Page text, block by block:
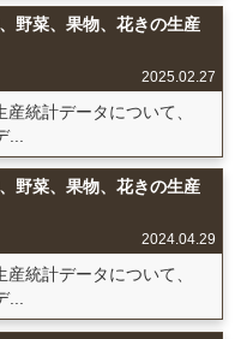
野菜、果物、花きの生産
2025.02.27
統計データについて、
野菜、果物、花きの生産
2024.04.29
統計データについて、
...